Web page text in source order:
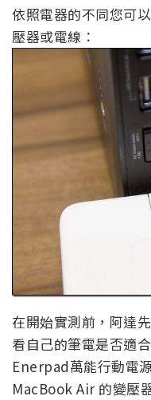
依照電器的不同您可
壓器或電線：
在開始實測前，阿達
看自己的筆電是否適
Enerpad萬能行動電
MacBook Air 的變壓